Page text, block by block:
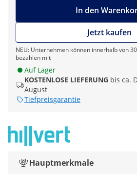
In den
Jetzt kaufen
NEU: Unternehmen können innerhalb von
bezahlen mit
Auf Lager
KOSTENLOSE LIEFERUNG bis ca.
August
Tiefpreisgarantie
Hauptmerkmale